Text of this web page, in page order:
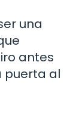
una
antes
puerta al